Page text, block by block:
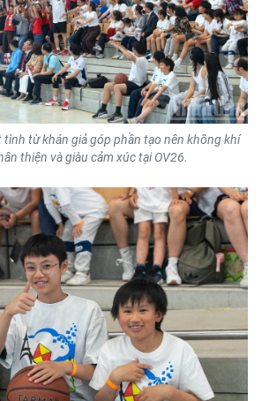
tình từ khán giả góp phần tạo nên không khí
thiện và giàu cảm xúc tại OV26.